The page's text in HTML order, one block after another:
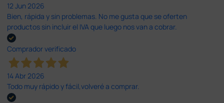
12 Jun 2026
Bien, rápida y sin problemas. No me gusta que se oferten
productos sin incluir el IVA que luego nos van a cobrar.
Comprador verificado
14 Abr 2026
Todo muy rápido y fácil,volveré a comprar.